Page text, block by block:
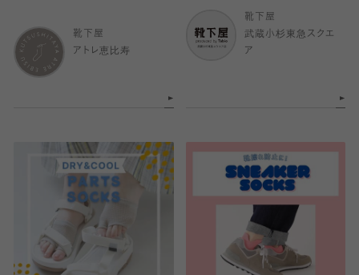
靴下屋
アトレ恵比寿
靴下屋
武蔵小杉東急スクエ
ア